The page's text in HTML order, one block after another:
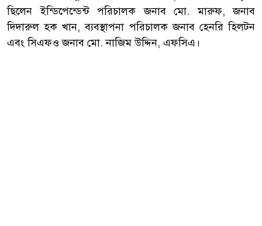
ছিলেন ইন্ডিপেন্ডেন্ট পরিচালক জনাব মো. মারুফ, জনাব
দিদারুল হক খান, ব্যবস্থাপনা পরিচালক জনাব হেনরি হিলটন
এবং সিএফও জনাব মো. নাজিম উদ্দিন, এফসিএ।